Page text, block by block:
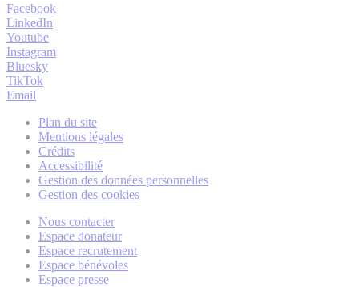
Facebook
LinkedIn
Youtube
Instagram
Bluesky
TikTok
Email
Plan du site
Mentions légales
Crédits
Accessibilité
Gestion des données personnelles
Gestion des cookies
Nous contacter
Espace donateur
Espace recrutement
Espace bénévoles
Espace presse